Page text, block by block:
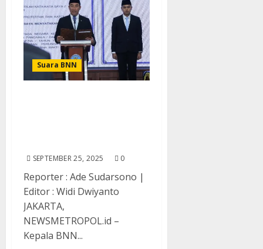
Suara BNN
SEPTEMBER 25, 2025 0
Reporter : Ade Sudarsono |
Editor : Widi Dwiyanto
JAKARTA,
NEWSMETROPOL.id –
Kepala BNN...